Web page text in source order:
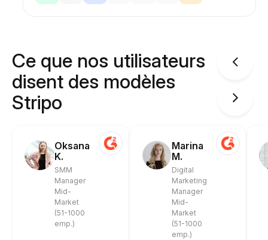
Ce que nos utilisateurs
disent des modèles
Stripo
Oksana
K.
SMM
Manager
Mid-
Market
(51-1000
emp.)
Marina
M.
Digital
Marketing
Manager
Mid-
Market
(51-1000
emp.)